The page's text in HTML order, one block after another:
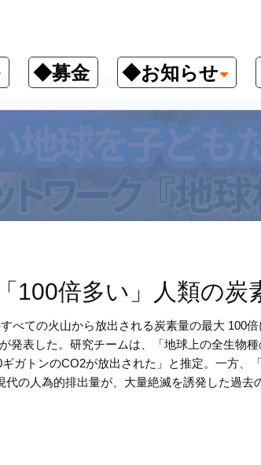
◆募金 ◆お知らせ
火山より「100倍多い」人類の炭素排出量
100倍多い」人類の炭
ての火山から放出される炭素量の最大 100
発表した。研究チームは、「地球上の全生物種
ガトンのCO2が放出された」と推定。一方、
の人為的排出量が、大量絶滅を誘発した過去